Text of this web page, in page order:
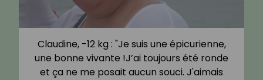
Claudine, -12 kg : "Je suis une épicurienne,
une bonne vivante !J’ai toujours été ronde
et ça ne me posait aucun souci. J'aimais